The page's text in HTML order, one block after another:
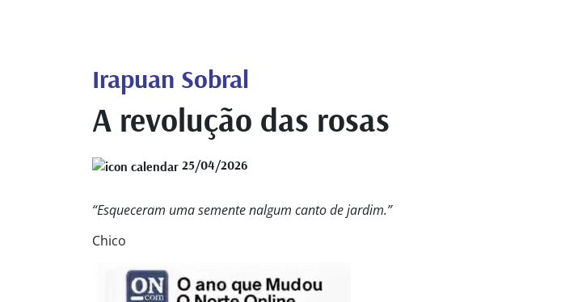
Irapuan Sobral
A revolução das rosas
25/04/2026
“Esqueceram uma semente nalgum canto de jardim.”
Chico